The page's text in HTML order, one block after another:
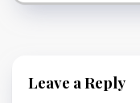
Leave a Reply